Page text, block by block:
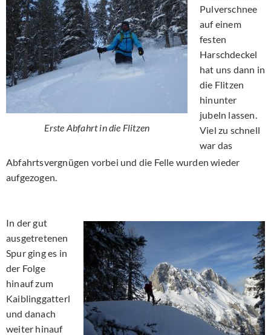
Erste Abfahrt in die Flitzen
Pulverschnee
auf einem
festen
Harschdeckel
hat uns dann in
die Flitzen
hinunter
jubeln lassen.
Viel zu schnell
war das
Abfahrtsvergnügen vorbei und die Felle wurden wieder
aufgezogen.
In der gut
ausgetretenen
Spur ging es in
der Folge
hinauf zum
Kaiblinggatterl
und danach
weiter hinauf